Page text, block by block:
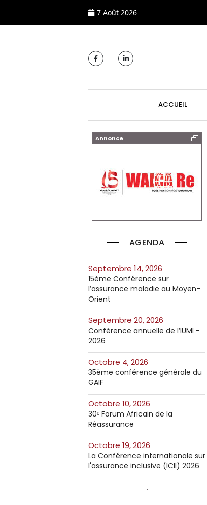
7 Août 2026
ACCUEIL
Annonce
AGENDA
septembre 14, 2026
15ème Conférence sur
l’assurance maladie au Moyen-
Orient
septembre 20, 2026
Conférence annuelle de l’IUMI -
2026
octobre 4, 2026
35ème conférence générale du
GAIF
octobre 10, 2026
30ᵉ Forum Africain de la
Réassurance
octobre 19, 2026
La Conférence internationale sur
l'assurance inclusive (ICII) 2026